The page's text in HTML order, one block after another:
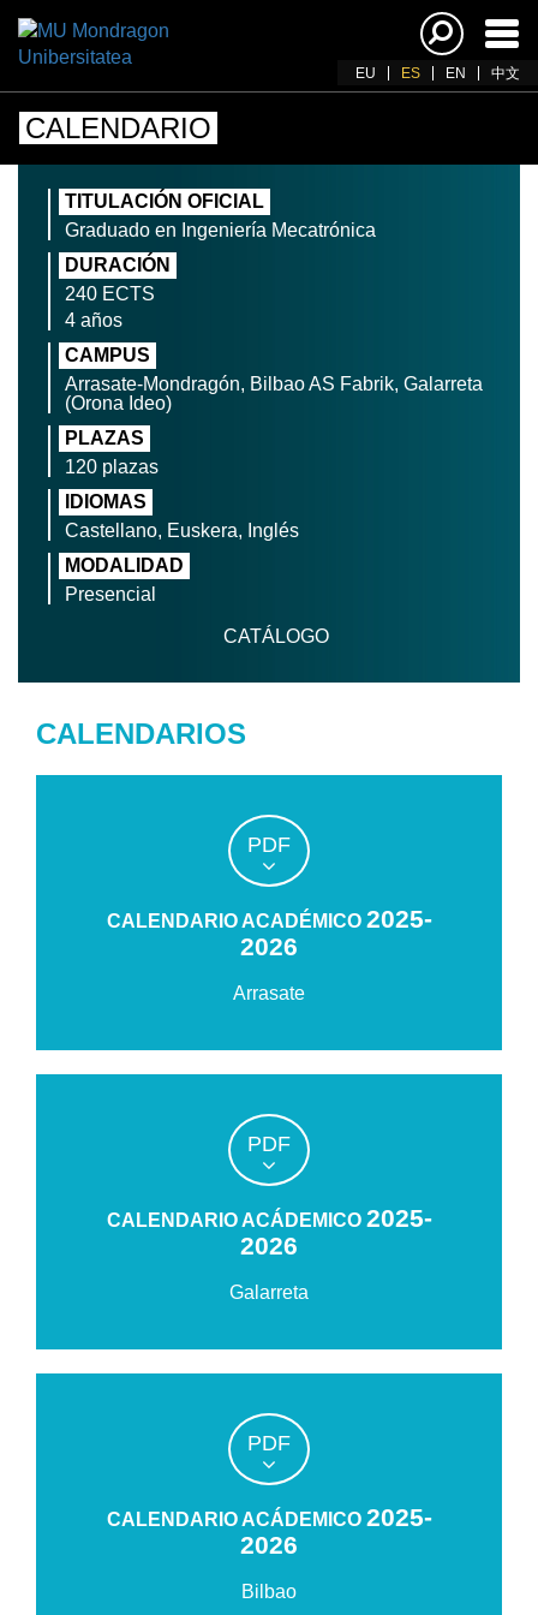
EU ES EN 中文
CALENDARIO
TITULACIÓN OFICIAL
Graduado en Ingeniería Mecatrónica
DURACIÓN
240 ECTS
4 años
CAMPUS
Arrasate-Mondragón, Bilbao AS Fabrik, Galarreta
(Orona Ideo)
PLAZAS
120 plazas
IDIOMAS
Castellano, Euskera, Inglés
MODALIDAD
Presencial
CATÁLOGO
CALENDARIOS
PDF
CALENDARIO ACADÉMICO 2025-
2026
Arrasate
PDF
CALENDARIO ACÁDEMICO 2025-
2026
Galarreta
PDF
CALENDARIO ACÁDEMICO 2025-
2026
Bilbao